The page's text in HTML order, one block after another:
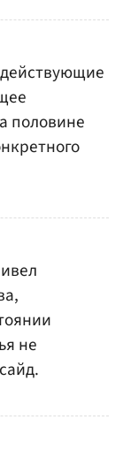
половине
не